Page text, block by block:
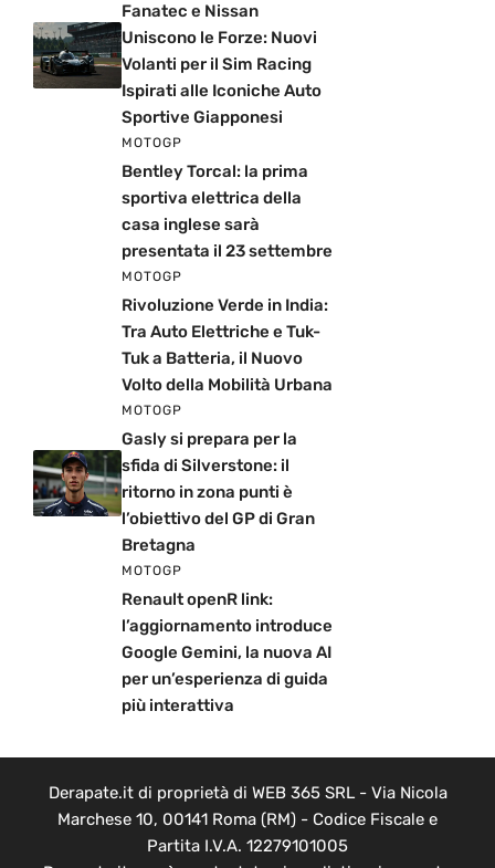
Fanatec e Nissan
Uniscono le Forze: Nuovi
Volanti per il Sim Racing
Ispirati alle Iconiche Auto
Sportive Giapponesi
MOTOGP
Bentley Torcal: la prima
sportiva elettrica della
casa inglese sarà
presentata il 23 settembre
MOTOGP
Rivoluzione Verde in India:
Tra Auto Elettriche e Tuk-
Tuk a Batteria, il Nuovo
Volto della Mobilità Urbana
MOTOGP
Gasly si prepara per la
sfida di Silverstone: il
ritorno in zona punti è
l’obiettivo del GP di Gran
Bretagna
MOTOGP
Renault openR link:
l’aggiornamento introduce
Google Gemini, la nuova AI
per un’esperienza di guida
più interattiva
Derapate.it di proprietà di WEB 365 SRL - Via Nicola
Marchese 10, 00141 Roma (RM) - Codice Fiscale e
Partita I.V.A. 12279101005